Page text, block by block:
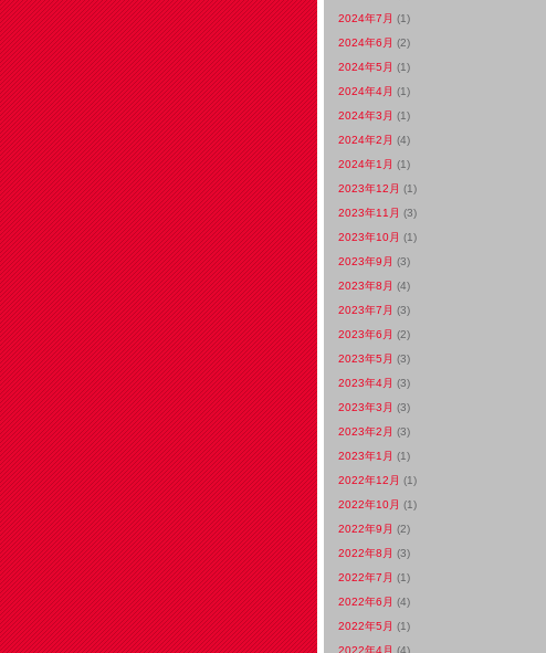
2024年7月 (1)
2024年6月 (2)
2024年5月 (1)
2024年4月 (1)
2024年3月 (1)
2024年2月 (4)
2024年1月 (1)
2023年12月 (1)
2023年11月 (3)
2023年10月 (1)
2023年9月 (3)
2023年8月 (4)
2023年7月 (3)
2023年6月 (2)
2023年5月 (3)
2023年4月 (3)
2023年3月 (3)
2023年2月 (3)
2023年1月 (1)
2022年12月 (1)
2022年10月 (1)
2022年9月 (2)
2022年8月 (3)
2022年7月 (1)
2022年6月 (4)
2022年5月 (1)